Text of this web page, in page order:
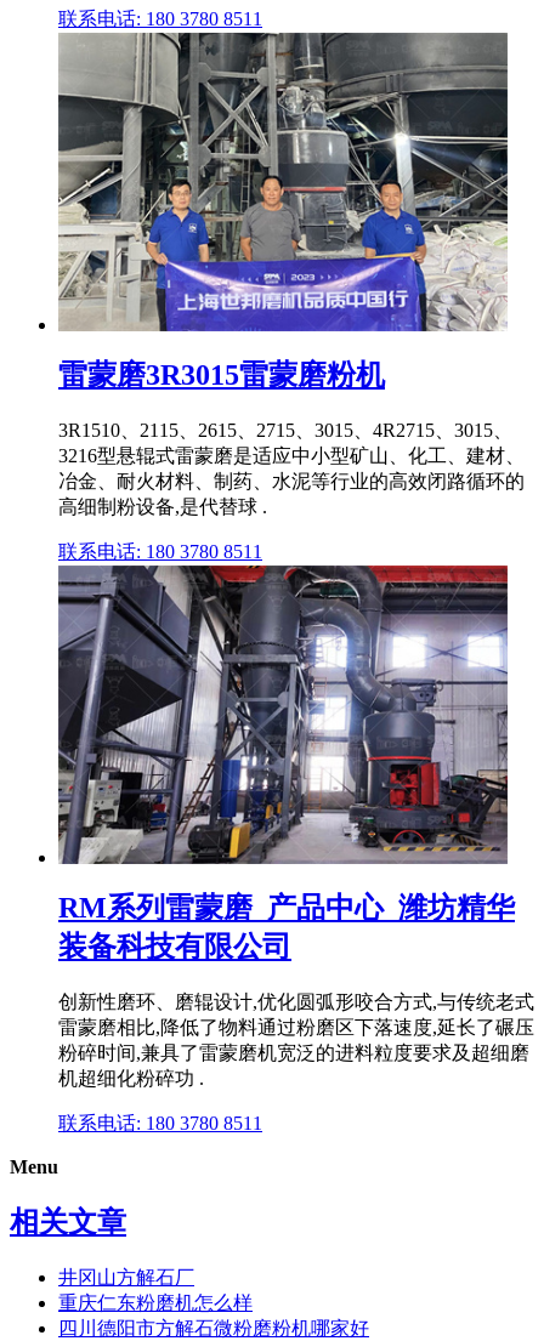
联系电话: 180 3780 8511
雷蒙磨3R3015雷蒙磨粉机
3R1510、2115、2615、2715、3015、4R2715、3015、
3216型悬辊式雷蒙磨是适应中小型矿山、化工、建材、
冶金、耐火材料、制药、水泥等行业的高效闭路循环的
高细制粉设备,是代替球 .
联系电话: 180 3780 8511
RM系列雷蒙磨_产品中心_潍坊精华
装备科技有限公司
创新性磨环、磨辊设计,优化圆弧形咬合方式,与传统老式
雷蒙磨相比,降低了物料通过粉磨区下落速度,延长了碾压
粉碎时间,兼具了雷蒙磨机宽泛的进料粒度要求及超细磨
机超细化粉碎功 .
联系电话: 180 3780 8511
Menu
相关文章
井冈山方解石厂
重庆仁东粉磨机怎么样
四川德阳市方解石微粉磨粉机哪家好